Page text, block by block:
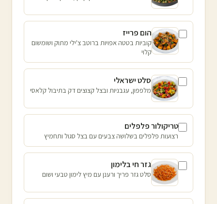
הום פרייז
קוביות בטטה אפויות ברוטב צ'ילי מתוק ושומשום
קלוי
סלט ישראלי
מלפפון, עגבניות ובצל קצוצים דק בתיבול קלאסי
טריקולור פלפלים
רצועות פלפלים בשלושה צבעים עם בצל סגול ותחמיץ
גזר חי בלימון
סלט גזר פריך ורענן עם מיץ לימון טבעי ושום